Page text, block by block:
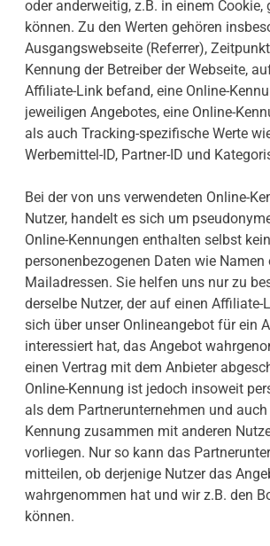
oder anderweitig, z.B. in einem Cookie,
können. Zu den Werten gehören
Ausgangswebseite (Referrer),
Kennung der Betreiber der Webseite,
Affiliate-Link befand, eine Online-
jeweiligen Angebotes, eine Online-
als auch Tracking-spezifische Werte
Werbemittel-ID, Partner-ID und
Bei der von uns verwendeten Online-
Nutzer, handelt es sich um
Online-Kennungen enthalten selbst
personenbezogenen Daten wie Namen
Mailadressen. Sie helfen uns nur zu
derselbe Nutzer, der auf einen Affiliate-
sich über unser Onlineangebot für ein
interessiert hat, das Angebot
einen Vertrag mit dem Anbieter
Online-Kennung ist jedoch insoweit
als dem Partnerunternehmen und auch
Kennung zusammen mit anderen
vorliegen. Nur so kann das
mitteilen, ob derjenige Nutzer das
wahrgenommen hat und wir z.B. den
können.